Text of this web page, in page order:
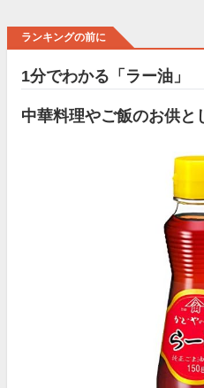
ランキングの前に
1分でわかる「ラー油」
中華料理やご飯のお供と